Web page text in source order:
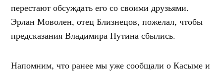
перестают обсуждать его со своими друзьями.
Эрлан Моволен, отец Близнецов, пожелал, чтобы
предсказания Владимира Путина сбылись.
Напомним, что ранее мы уже сообщали о Касыме и